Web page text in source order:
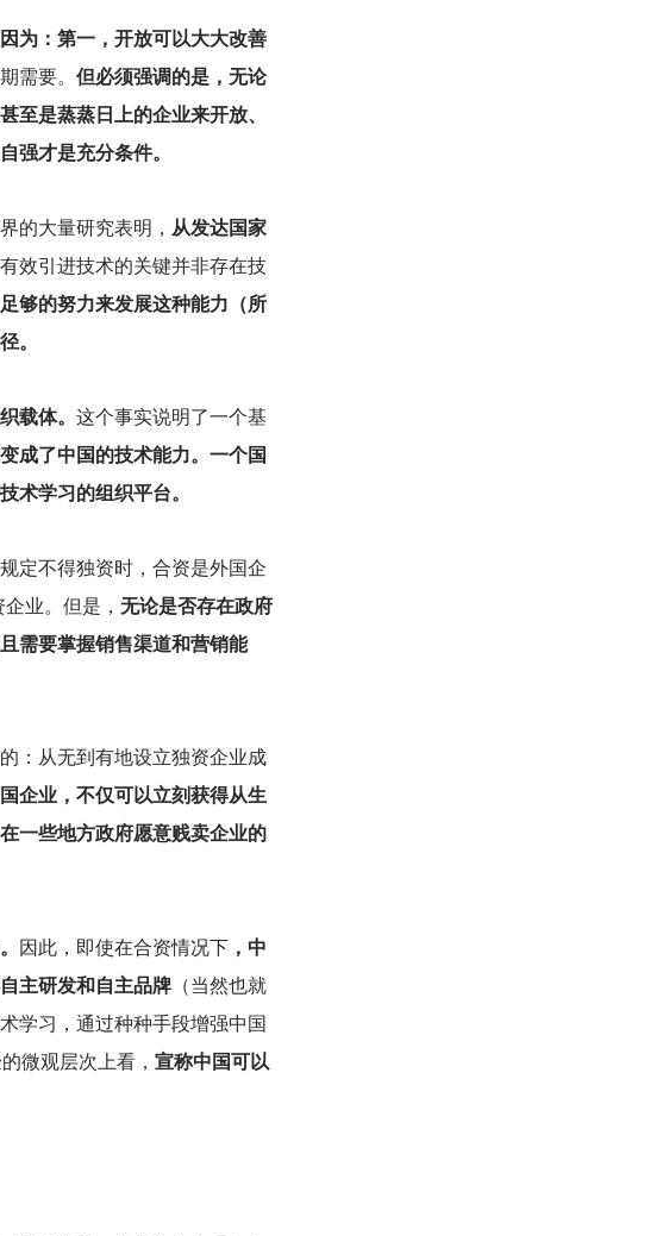
为：第一，开放可以大大改善
需要。 但必须强调的是，无论
至是蒸蒸日上的企业来开放、
强才是充分条件。
的大量研究表明， 从发达国家
效引进技术的关键并非存在技
够的努力来发展这种能力（所
。
载体。 这个事实说明了一个基
成了中国的技术能力。一个国
术学习的组织平台。
定不得独资时，合资是外国企
业。但是， 无论是否存在政府
需要掌握销售渠道和营销能
：从无到有地设立独资企业成
企业，不仅可以立刻获得从生
一些地方政府愿意贱卖企业的
因此，即使在合资情况下 ，中
主研发和自主品牌 （当然也就
学习，通过种种手段增强中国
微观层次上看， 宣称中国可以